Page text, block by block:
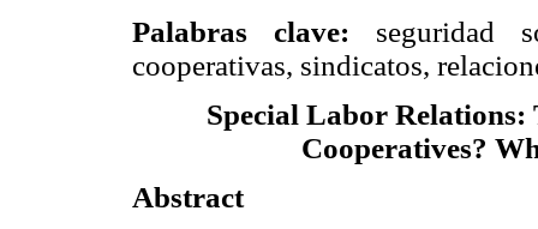
Palabras clave: seguridad
cooperativas, sindicatos,
Special Labor
Cooperatives?
Abstract